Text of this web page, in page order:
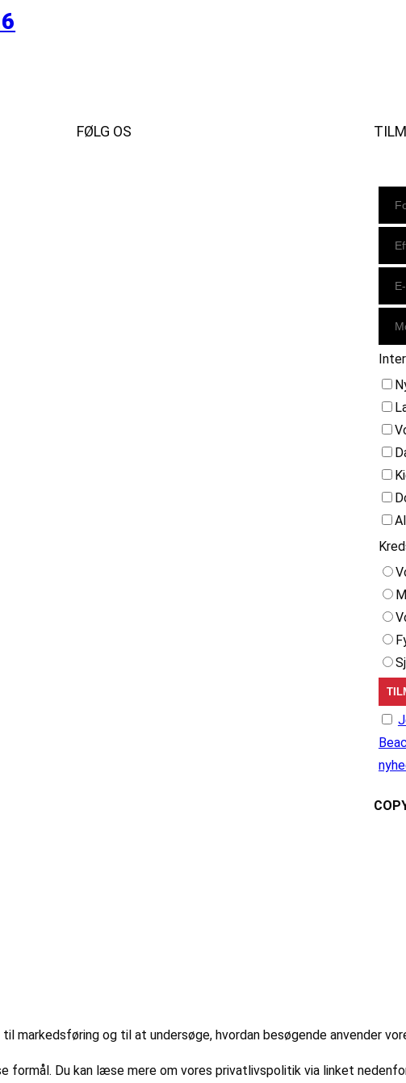
FØLG OS
markedsføring og til at undersøge, hvordan besøgende anvender
Du kan læse mere om vores privatlivspolitik via linket